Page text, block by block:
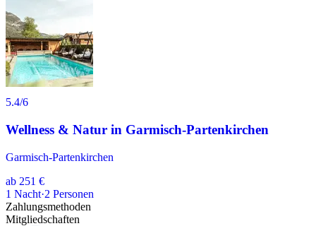
5.4/6
Wellness & Natur in Garmisch-Partenkirchen
Garmisch-Partenkirchen
ab 251 €
1 Nacht·2 Personen
Zahlungsmethoden
Mitgliedschaften